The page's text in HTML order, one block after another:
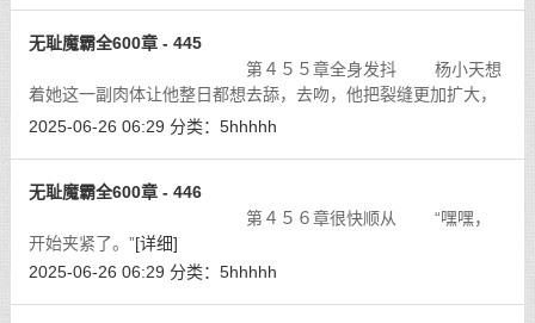
无耻魔霸全600章 - 445
第４５５章全身发抖 杨小天想
着她这一副肉体让他整日都想去舔，去吻，他把裂缝更加扩大，
用舌头舔向内侧小小的蜜唇花瓣，在甜美的官能刺激之下，李灵
2025-06-26 06:29 分类： 5hhhhh
无耻魔霸全600章 - 446
第４５６章很快顺从 “嘿嘿，
开始夹紧了。”[详细]
2025-06-26 06:29 分类： 5hhhhh